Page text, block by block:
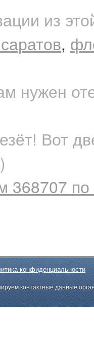
из
,
нужен
Вот
368707
конфиденциальности
контактные данные